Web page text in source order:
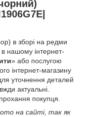
в зборі на редми
нашому інтернет-
» або послугою
інтернет-магазину
уточнення деталей
актуальні.
покупця.
на сайті, так як